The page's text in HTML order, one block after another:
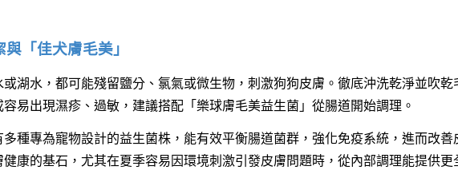
「佳犬膚毛美」
湖水，都可能殘留鹽分、氯氣或微生物，刺激狗狗皮膚。徹底沖洗乾淨並吹乾
易出現濕疹、過敏，建議搭配「樂球膚毛美益生菌」從腸道開始調理。
多種專為寵物設計的益生菌株，能有效平衡腸道菌群，強化免疫系統，進而改善
康的基石，尤其在夏季容易因環境刺激引發皮膚問題時，從內部調理能提供更